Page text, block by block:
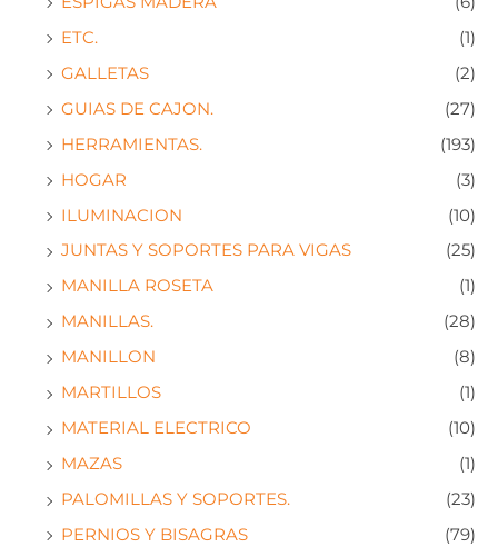
ETC.
(1)
GALLETAS
(2)
GUIAS DE CAJON.
(27)
HERRAMIENTAS.
(193)
HOGAR
(3)
ILUMINACION
(10)
JUNTAS Y SOPORTES PARA VIGAS
(25)
MANILLA ROSETA
(1)
MANILLAS.
(28)
MANILLON
(8)
MARTILLOS
(1)
MATERIAL ELECTRICO
(10)
MAZAS
(1)
PALOMILLAS Y SOPORTES.
(23)
PERNIOS Y BISAGRAS
(79)